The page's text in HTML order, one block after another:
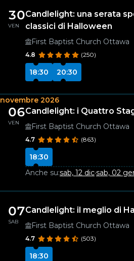
30
VEN
Candlelight: una serata
classici di Halloween
First Baptist Church Ottawa
4.8 (250)
18:30 20:30
novembre 2026
06
VEN
Candlelight: i Quattro
First Baptist Church Ottawa
4.7 (863)
18:30
Anche su:sab, 12 dic·sab, 02
07
SAB
Candlelight: il meglio di
First Baptist Church Ottawa
4.7 (503)
18:30